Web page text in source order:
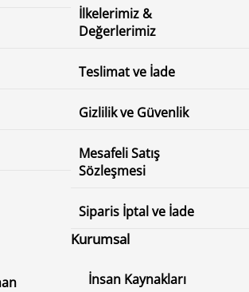
İlkelerimiz &
Değerlerimiz
Teslimat ve İade
Gizlilik ve Güvenlik
Mesafeli Satış
Sözleşmesi
Siparis İptal ve İade
Kurumsal
İnsan Kaynakları